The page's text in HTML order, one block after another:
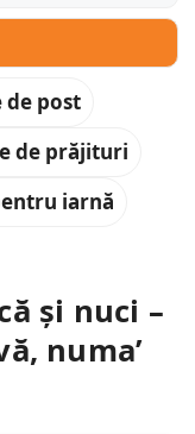
de post
de prăjituri
iarnă
și nuci –
numa’